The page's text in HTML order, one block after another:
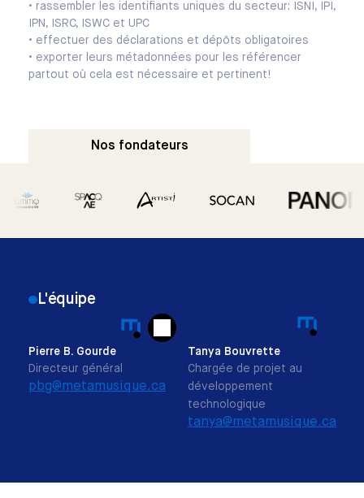
• rassembler les identifiants uniques du secteur: ISNI, IPI,
IPN, ISRC, ISWC et UPC
• effectuer des déclarations et dépôts obligatoires
• exporter leurs métadonnées pour les référencer
partout où cela est nécessaire et pertinent!
Nos fondateurs
L'équipe
Pierre B. Gourde
Directeur général
pbg@metamusique.ca
Tanya Bouvrette
Chargée de projet au
développement
technologique
tanya@metamusique.ca